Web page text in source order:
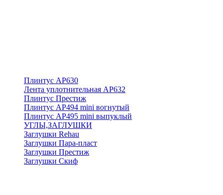
Плинтус АР630
Лента уплотнительная АР632
Плинтус Престиж
Плинтус АР494 mini вогнутый
Плинтус АР495 mini выпуклый
УГЛЫ,ЗАГЛУШКИ
Заглушки Rehau
Заглушки Пара-пласт
Заглушки Престиж
Заглушки Скиф